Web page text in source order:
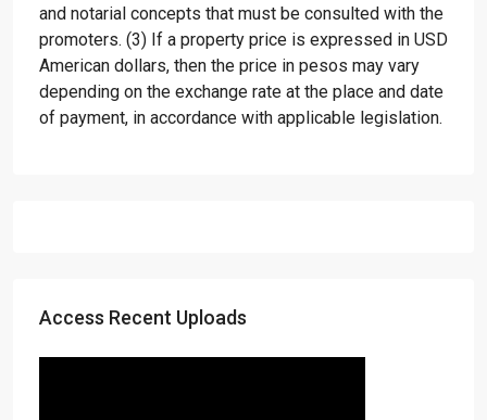
and notarial concepts that must be consulted with the
promoters. (3) If a property price is expressed in USD
American dollars, then the price in pesos may vary
depending on the exchange rate at the place and date
of payment, in accordance with applicable legislation.
Access Recent Uploads